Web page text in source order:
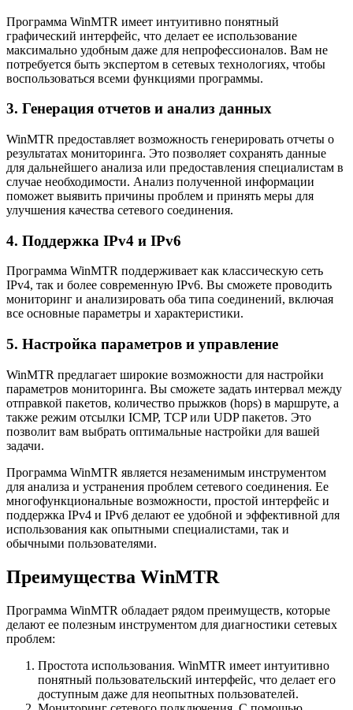
Программа WinMTR имеет интуитивно понятный
графический интерфейс, что делает ее использование
максимально удобным даже для непрофессионалов. Вам не
потребуется быть экспертом в сетевых технологиях, чтобы
воспользоваться всеми функциями программы.
3. Генерация отчетов и анализ данных
WinMTR предоставляет возможность генерировать отчеты о
результатах мониторинга. Это позволяет сохранять данные
для дальнейшего анализа или предоставления специалистам в
случае необходимости. Анализ полученной информации
поможет выявить причины проблем и принять меры для
улучшения качества сетевого соединения.
4. Поддержка IPv4 и IPv6
Программа WinMTR поддерживает как классическую сеть
IPv4, так и более современную IPv6. Вы сможете проводить
мониторинг и анализировать оба типа соединений, включая
все основные параметры и характеристики.
5. Настройка параметров и управление
WinMTR предлагает широкие возможности для настройки
параметров мониторинга. Вы сможете задать интервал между
отправкой пакетов, количество прыжков (hops) в маршруте, а
также режим отсылки ICMP, TCP или UDP пакетов. Это
позволит вам выбрать оптимальные настройки для вашей
задачи.
Программа WinMTR является незаменимым инструментом
для анализа и устранения проблем сетевого соединения. Ее
многофункциональные возможности, простой интерфейс и
поддержка IPv4 и IPv6 делают ее удобной и эффективной для
использования как опытными специалистами, так и
обычными пользователями.
Преимущества WinMTR
Программа WinMTR обладает рядом преимуществ, которые
делают ее полезным инструментом для диагностики сетевых
проблем:
Простота использования. WinMTR имеет интуитивно
понятный пользовательский интерфейс, что делает его
доступным даже для неопытных пользователей.